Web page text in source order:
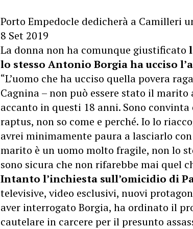
Porto Empedocle dedicherà a Camilleri
8 Set 2019
La donna non ha comunque giustificato
lo stesso Antonio Borgia ha ucciso
“L’uomo che ha ucciso quella povera
Cagnina – non può essere stato il
accanto in questi 18 anni. Sono
raptus, non so come e perché. Io lo
avrei minimamente paura a lasciarlo
marito è un uomo molto fragile, non lo
sono sicura che non rifarebbe mai quel
Intanto l’inchiesta sull’omicidio di
televisive, video esclusivi, nuovi
aver interrogato Borgia, ha ordinato il
cautelare in carcere per il presunto